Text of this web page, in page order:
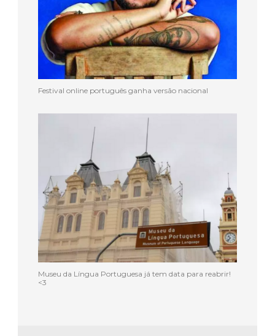
Festival online português ganha versão nacional
Museu da Língua Portuguesa já tem data para reabrir!
<3
SOBRE O AUTOR DO BLOG